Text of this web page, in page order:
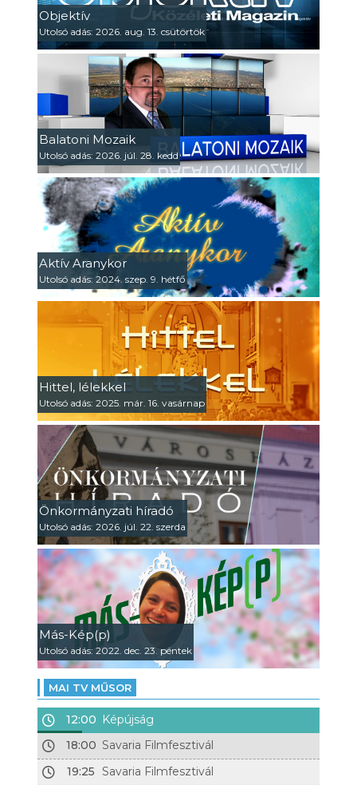
Objektív
Utolsó adás: 2026. aug. 13. csütörtök
Balatoni Mozaik
Utolsó adás: 2026. júl. 28. kedd
Aktív Aranykor
Utolsó adás: 2024. szep. 9. hétfő
Hittel, lélekkel
Utolsó adás: 2025. már. 16. vasárnap
Önkormányzati híradó
Utolsó adás: 2026. júl. 22. szerda
Más-Kép(p)
Utolsó adás: 2022. dec. 23. péntek
MAI TV MŰSOR
12:00 Képújság
18:00 Savaria Filmfesztivál
19:25 Savaria Filmfesztivál